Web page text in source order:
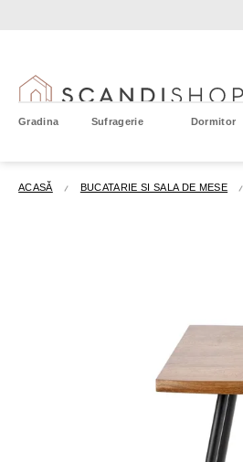
Gradina Sufragerie Dormitor
ACASĂ BUCATARIE SI SALA DE MESE